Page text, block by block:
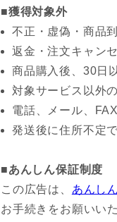
■獲得対象外
不正・虚偽・商品
返金・注文キャン
商品購入後、30日
対象サービス以外
電話、メール、
発送後に住所不定
■あんしん保証制度
この広告は、 あんし
お手続きをお願いい